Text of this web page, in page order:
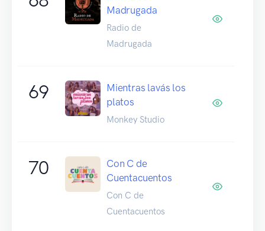
Madrugada
Radio de
Madrugada
69
Mientras lavás los
platos
Monkey Studio
70
Con C de
Cuentacuentos
Con C de
Cuentacuentos